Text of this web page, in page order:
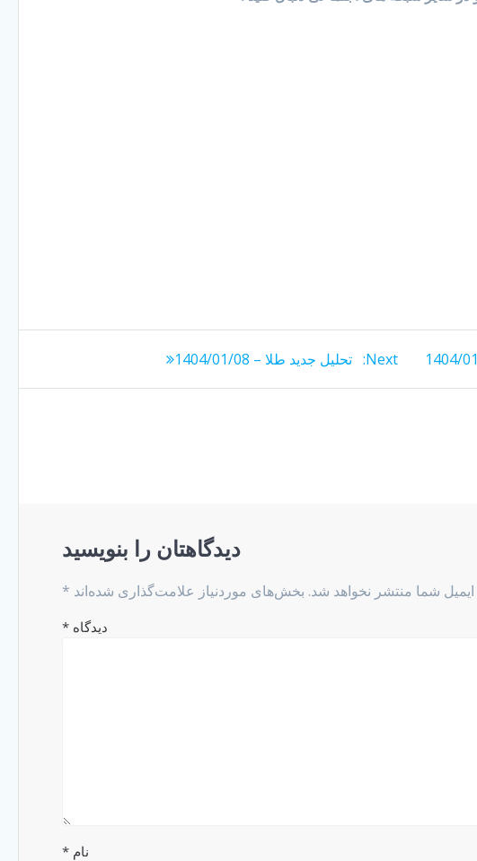
Next:
Next
تحلیل جدید طلا – 1404/01/08
دیدگاهتان را بنویسید
شما منتشر نخواهد شد. بخش‌های موردنیاز علامت‌گذاری شده‌اند *
دیدگاه*
نام*